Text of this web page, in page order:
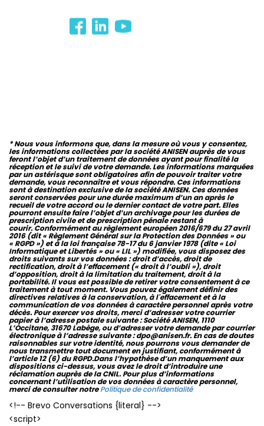
*Nous vous informons que, dans la mesure où vous y consentez,
les informations collectées par la société ANISEN auprès de vous
feront l’objet d’un traitement de données ayant pour finalité la
réception et le suivi de votre demande. Les informations marquées
par un astérisque sont obligatoires afin de pouvoir traiter votre
demande, vous reconnaître et vous répondre. Ces informations
sont à destination exclusive de la société ANISEN.Ces données
seront conservées pour une durée maximum d’un an après le
recueil de votre accord ou le dernier contact de votre part. Elles
pourront ensuite faire l’objet d’un archivage pour les durées de
prescription civile et de prescription pénale restant à
courir.Conformément au règlement européen 2016/679 du 27 avril
2016 (dit « Règlement Général sur la Protection des Données » ou
« RGPD ») et à la loi française 78-17 du 6 janvier 1978 (dite « Loi
Informatique et Libertés » ou « LIL ») modifiée, vous disposez des
droits suivants sur vos données : droit d’accès, droit de
rectification, droit à l’effacement (« droit à l’oubli »), droit
d’opposition, droit à la limitation du traitement, droit à la
portabilité.Il vous est possible de retirer votre consentement à ce
traitement à tout moment. Vous pouvez également définir des
directives relatives à la conservation, à l'effacement et à la
communication de vos données à caractère personnel après votre
décès.Pour exercer vos droits, merci d’adresser votre courrier
papier à l’adresse postale suivante : Société ANISEN, 1110
L’Occitane, 31670 Labège, ou d’adresser votre demande par courrier
électronique à l’adresse suivante : dpo@anisen.fr. En cas de doutes
raisonnables sur votre identité, nous pourrons vous demander de
nous transmettre tout document en justifiant, conformément à
l’article 12 (6) du RGPD.Dans l’hypothèse d’un manquement aux
dispositions ci-dessus, vous avez le droit d’introduire une
réclamation auprès de la CNIL.Pour plus d’informations
concernant l’utilisation de vos données à caractère personnel,
merci de consulter notrePolitique de confidentialité
<!-- Brevo Conversations {literal} -->
<script>